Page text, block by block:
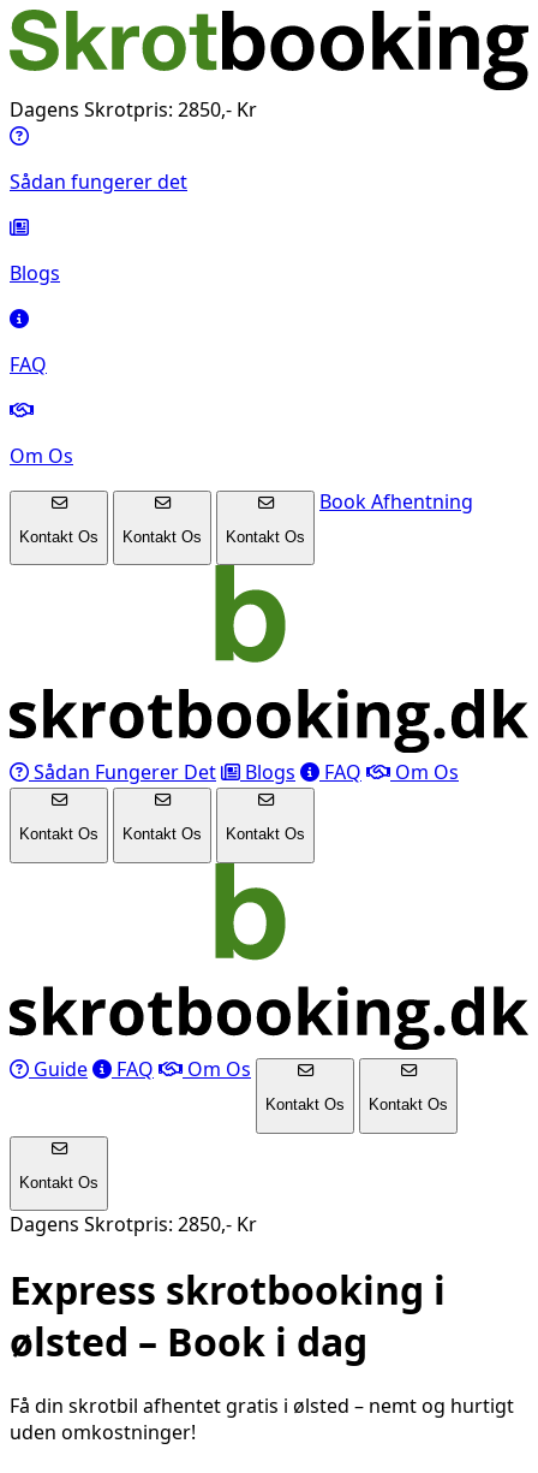
Dagens Skrotpris: 2850,- Kr
Sådan fungerer det
Blogs
FAQ
Om Os
Kontakt Os Kontakt Os Kontakt Os
Book Afhentning
Sådan Fungerer Det Blogs FAQ Om Os
Kontakt Os Kontakt Os Kontakt Os
Guide FAQ Om Os
Kontakt Os Kontakt Os
Kontakt Os
Dagens Skrotpris: 2850,- Kr
Express skrotbooking i
ølsted – Book i dag
Få din skrotbil afhentet gratis i ølsted – nemt og hurtigt
uden omkostninger!